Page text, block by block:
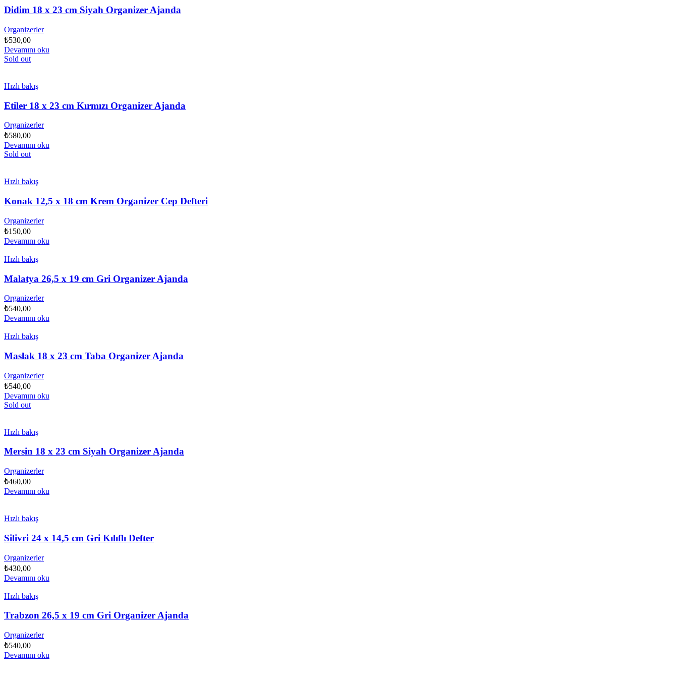
Didim 18 x 23 cm Siyah Organizer Ajanda
Organizerler
₺530,00
Devamını oku
Sold out
Hızlı bakış
Etiler 18 x 23 cm Kırmızı Organizer Ajanda
Organizerler
₺580,00
Devamını oku
Sold out
Hızlı bakış
Konak 12,5 x 18 cm Krem Organizer Cep Defteri
Organizerler
₺150,00
Devamını oku
Hızlı bakış
Malatya 26,5 x 19 cm Gri Organizer Ajanda
Organizerler
₺540,00
Devamını oku
Hızlı bakış
Maslak 18 x 23 cm Taba Organizer Ajanda
Organizerler
₺540,00
Devamını oku
Sold out
Hızlı bakış
Mersin 18 x 23 cm Siyah Organizer Ajanda
Organizerler
₺460,00
Devamını oku
Hızlı bakış
Silivri 24 x 14,5 cm Gri Kılıflı Defter
Organizerler
₺430,00
Devamını oku
Hızlı bakış
Trabzon 26,5 x 19 cm Gri Organizer Ajanda
Organizerler
₺540,00
Devamını oku